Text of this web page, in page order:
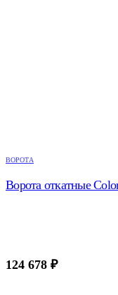
ВОРОТА
Ворота откатные
124 678 ₽